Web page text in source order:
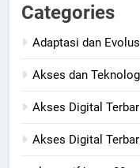
Categories
Adaptasi dan
Akses dan
Akses Digital
Akses Digital